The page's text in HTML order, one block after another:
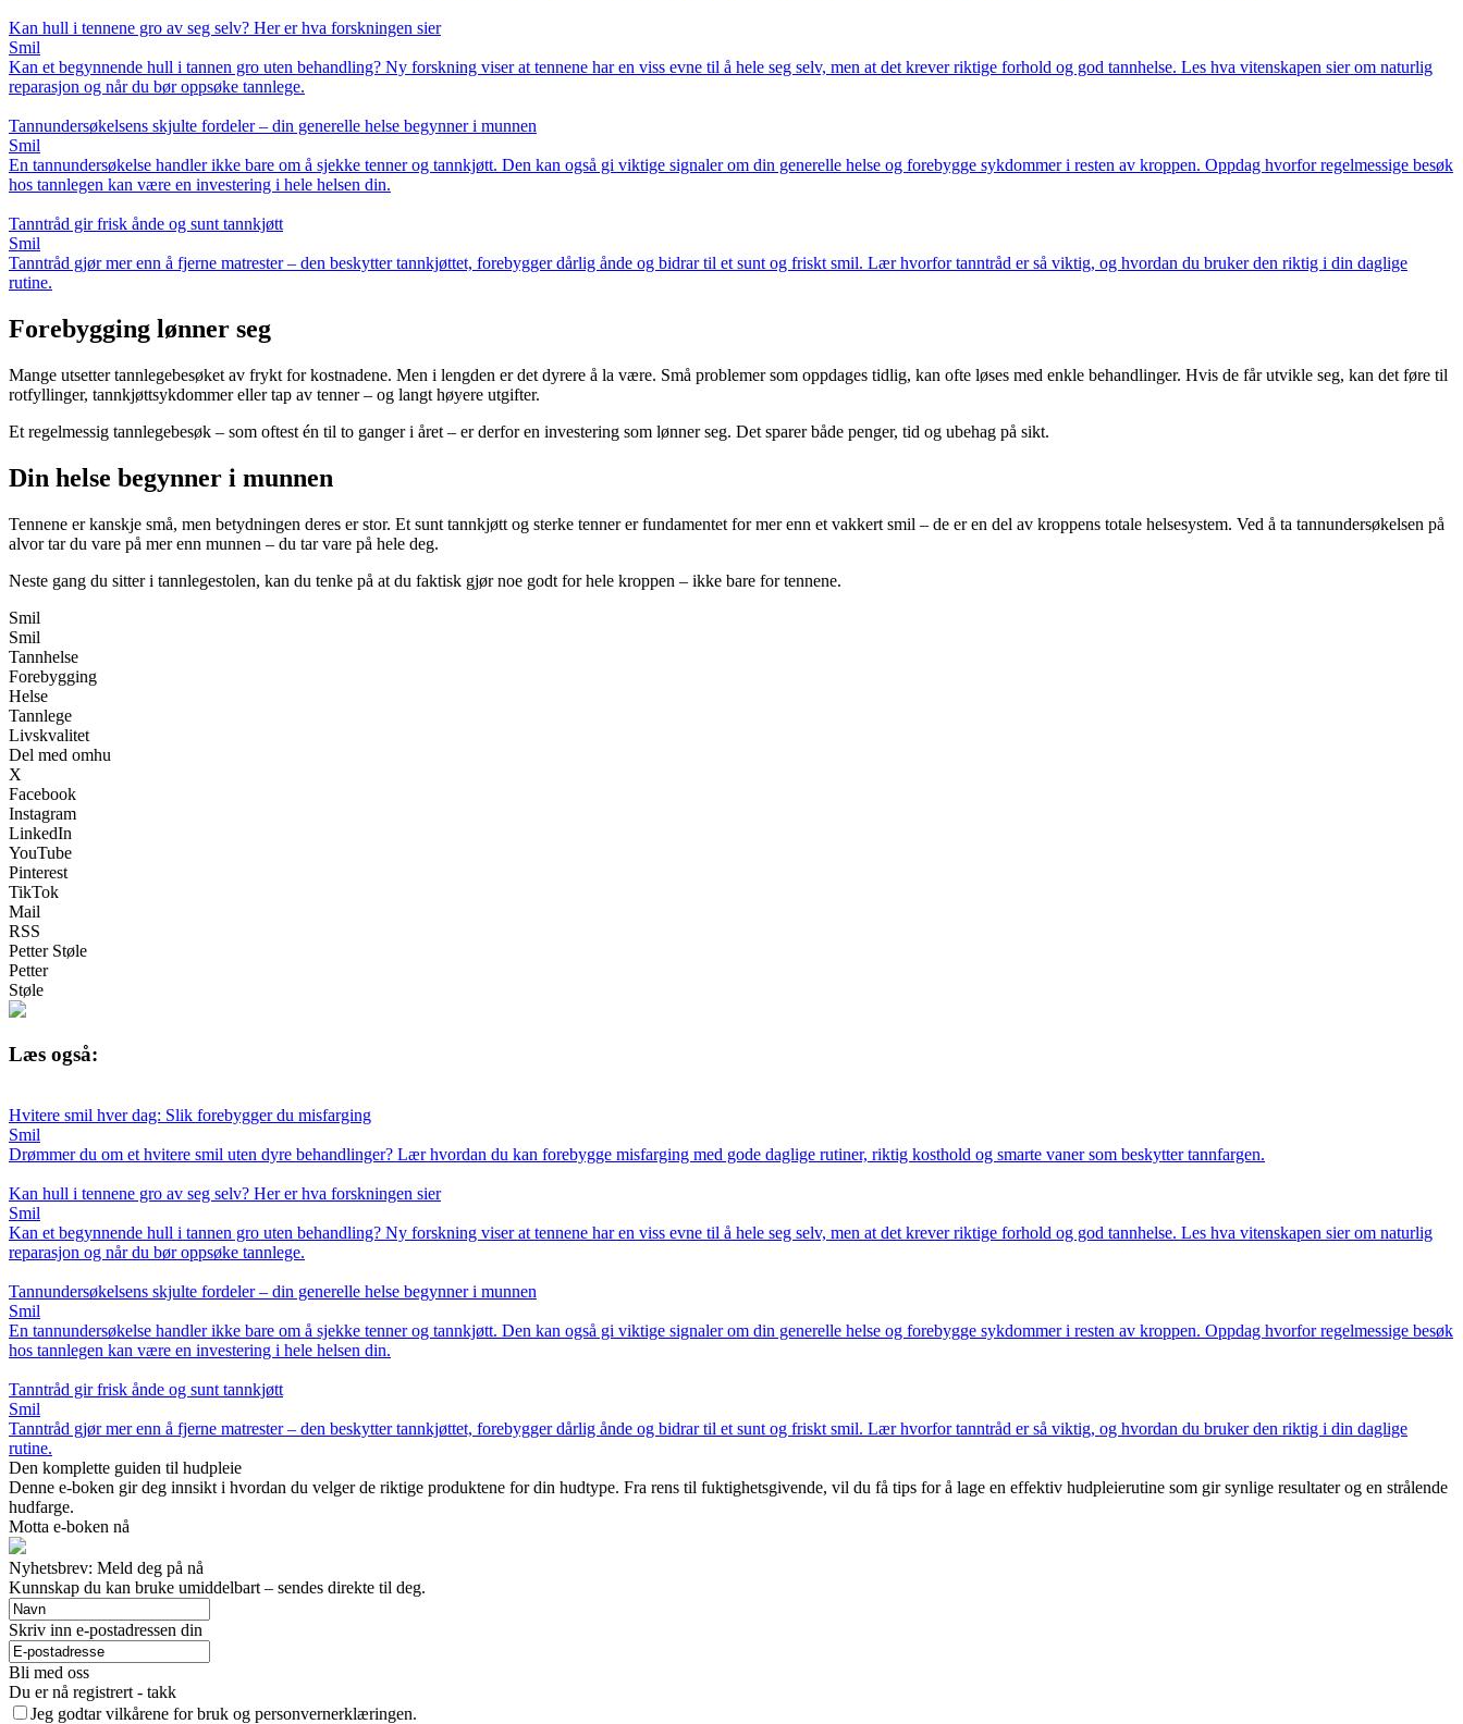
Kan hull i tennene gro av seg selv? Her er hva forskningen sier
Smil
Kan et begynnende hull i tannen gro uten behandling? Ny forskning viser at tennene har en viss evne til å hele seg selv, men at det krever riktige forhold og god tannhelse. Les hva vitenskapen sier om naturlig
reparasjon og når du bør oppsøke tannlege.
Tannundersøkelsens skjulte fordeler – din generelle helse begynner i munnen
Smil
En tannundersøkelse handler ikke bare om å sjekke tenner og tannkjøtt. Den kan også gi viktige signaler om din generelle helse og forebygge sykdommer i resten av kroppen. Oppdag hvorfor regelmessige besøk
hos tannlegen kan være en investering i hele helsen din.
Tanntråd gir frisk ånde og sunt tannkjøtt
Smil
Tanntråd gjør mer enn å fjerne matrester – den beskytter tannkjøttet, forebygger dårlig ånde og bidrar til et sunt og friskt smil. Lær hvorfor tanntråd er så viktig, og hvordan du bruker den riktig i din daglige
rutine.
Forebygging lønner seg
Mange utsetter tannlegebesøket av frykt for kostnadene. Men i lengden er det dyrere å la være. Små problemer som oppdages tidlig, kan ofte løses med enkle behandlinger. Hvis de får utvikle seg, kan det føre til
rotfyllinger, tannkjøttsykdommer eller tap av tenner – og langt høyere utgifter.
Et regelmessig tannlegebesøk – som oftest én til to ganger i året – er derfor en investering som lønner seg. Det sparer både penger, tid og ubehag på sikt.
Din helse begynner i munnen
Tennene er kanskje små, men betydningen deres er stor. Et sunt tannkjøtt og sterke tenner er fundamentet for mer enn et vakkert smil – de er en del av kroppens totale helsesystem. Ved å ta tannundersøkelsen på
alvor tar du vare på mer enn munnen – du tar vare på hele deg.
Neste gang du sitter i tannlegestolen, kan du tenke på at du faktisk gjør noe godt for hele kroppen – ikke bare for tennene.
Smil
Smil
Tannhelse
Forebygging
Helse
Tannlege
Livskvalitet
Del med omhu
X
Facebook
Instagram
LinkedIn
YouTube
Pinterest
TikTok
Mail
RSS
Petter Støle
Petter
Støle
Læs også:
Hvitere smil hver dag: Slik forebygger du misfarging
Smil
Drømmer du om et hvitere smil uten dyre behandlinger? Lær hvordan du kan forebygge misfarging med gode daglige rutiner, riktig kosthold og smarte vaner som beskytter tannfargen.
Kan hull i tennene gro av seg selv? Her er hva forskningen sier
Smil
Kan et begynnende hull i tannen gro uten behandling? Ny forskning viser at tennene har en viss evne til å hele seg selv, men at det krever riktige forhold og god tannhelse. Les hva vitenskapen sier om naturlig
reparasjon og når du bør oppsøke tannlege.
Tannundersøkelsens skjulte fordeler – din generelle helse begynner i munnen
Smil
En tannundersøkelse handler ikke bare om å sjekke tenner og tannkjøtt. Den kan også gi viktige signaler om din generelle helse og forebygge sykdommer i resten av kroppen. Oppdag hvorfor regelmessige besøk
hos tannlegen kan være en investering i hele helsen din.
Tanntråd gir frisk ånde og sunt tannkjøtt
Smil
Tanntråd gjør mer enn å fjerne matrester – den beskytter tannkjøttet, forebygger dårlig ånde og bidrar til et sunt og friskt smil. Lær hvorfor tanntråd er så viktig, og hvordan du bruker den riktig i din daglige
rutine.
Den komplette guiden til hudpleie
Denne e-boken gir deg innsikt i hvordan du velger de riktige produktene for din hudtype. Fra rens til fuktighetsgivende, vil du få tips for å lage en effektiv hudpleierutine som gir synlige resultater og en strålende
hudfarge.
Motta e-boken nå
Nyhetsbrev: Meld deg på nå
Kunnskap du kan bruke umiddelbart – sendes direkte til deg.
Skriv inn e-postadressen din
Bli med oss
Du er nå registrert - takk
Jeg godtar vilkårene for bruk og personvernerklæringen.